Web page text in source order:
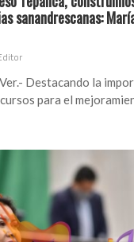
sanandrescanas:
Destacando la
para el